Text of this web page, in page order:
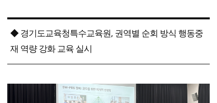
◆ 경기도교육청특수교육원, 권역별 순회 방식 행동중
재 역량 강화 교육 실시